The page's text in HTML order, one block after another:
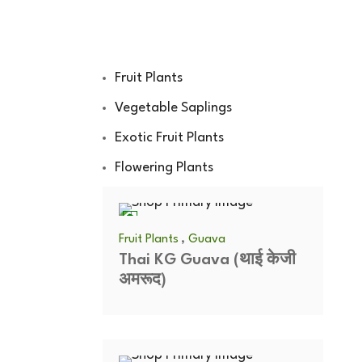
Fruit Plants
Vegetable Saplings
Exotic Fruit Plants
Flowering Plants
Fruit Plants , Guava
Thai KG Guava (थाई केजी
अमरूद)